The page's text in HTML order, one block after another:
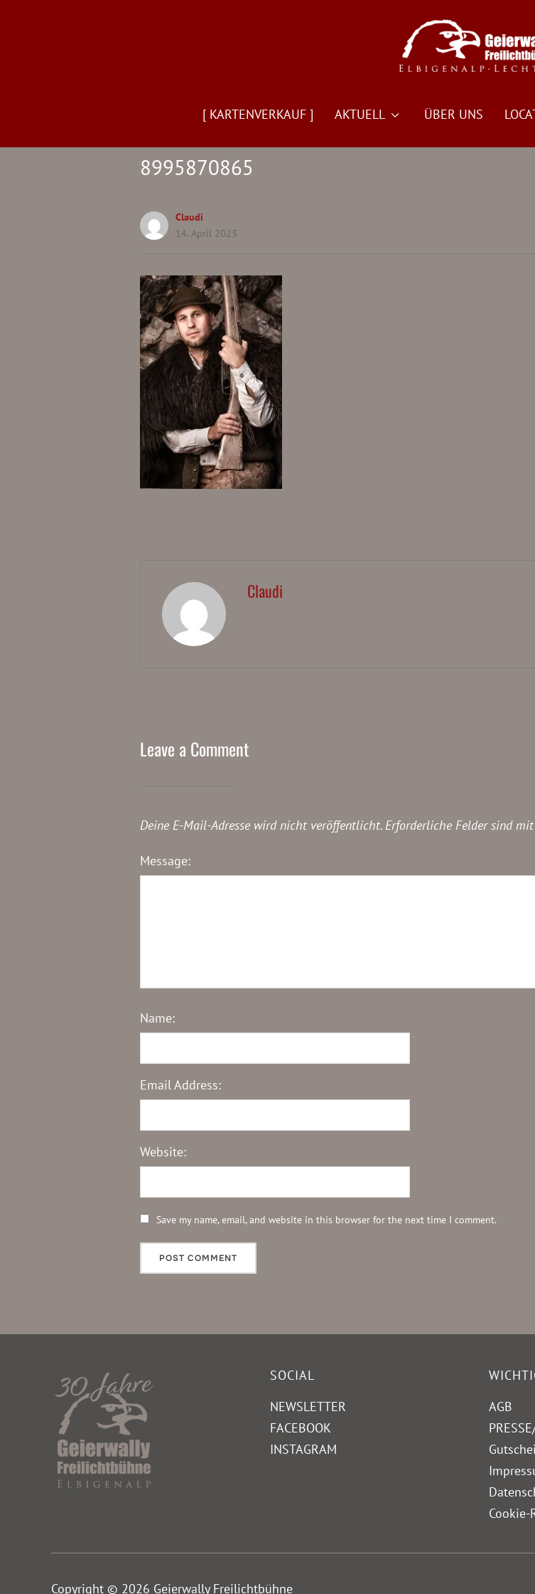
[ KARTENVERKAUF ] AKTUELL ÜBER UNS
8995870865
Claudi
14. April 2023
Claudi
Leave a Comment
Deine E-Mail-Adresse wird nicht veröffentlicht. Erforderliche Felder sind mit
Message:
Name:
Email Address:
Website:
Save my name, email, and website in this browser for the next time I comment.
SOCIAL
NEWSLETTER
FACEBOOK
INSTAGRAM
AGB
Cookie-
Copyright © 2026 Geierwally Freilichtbühne